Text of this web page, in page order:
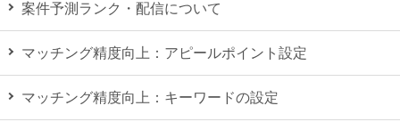
案件予測ランク・配信について
マッチング精度向上：アピールポイント設定
マッチング精度向上：キーワードの設定